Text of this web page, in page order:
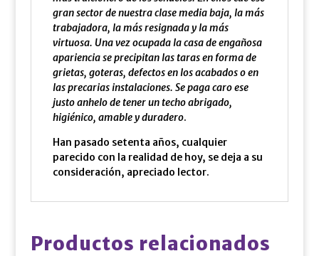
gran sector de nuestra clase media baja, la más
trabajadora, la más resignada y la más
virtuosa. Una vez ocupada la casa de engañosa
apariencia se precipitan las taras en forma de
grietas, goteras, defectos en los acabados o en
las precarias instalaciones. Se paga caro ese
justo anhelo de tener un techo abrigado,
higiénico, amable y duradero.
Han pasado setenta años, cualquier
parecido con la realidad de hoy, se deja a su
consideración, apreciado lector.
Productos relacionados